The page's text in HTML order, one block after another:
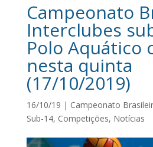
Campeonato
Interclubes
Polo Aquático
nesta quinta
(17/10/2019)
16/10/19 | Campeonato
Sub-14, Competições, Notícias